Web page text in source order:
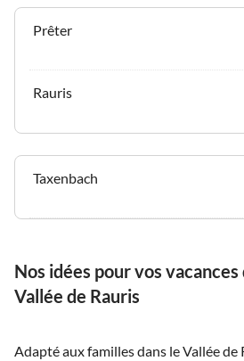
Wiederum sehr liebevoll. Sogar im
Detail!!!
Prêter
Rauris
Taxenbach
Nos idées pour vos
Vallée de Rauris
Adapté aux familles dans le Vallée de